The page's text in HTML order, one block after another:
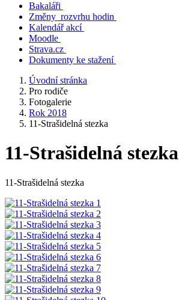
Bakaláři
Změny rozvrhu hodin
Kalendář akcí
Moodle
Strava.cz
Dokumenty ke stažení
Úvodní stránka
Pro rodiče
Fotogalerie
Rok 2018
11-Strašidelná stezka
11-Strašidelná stezka
11-Strašidelná stezka